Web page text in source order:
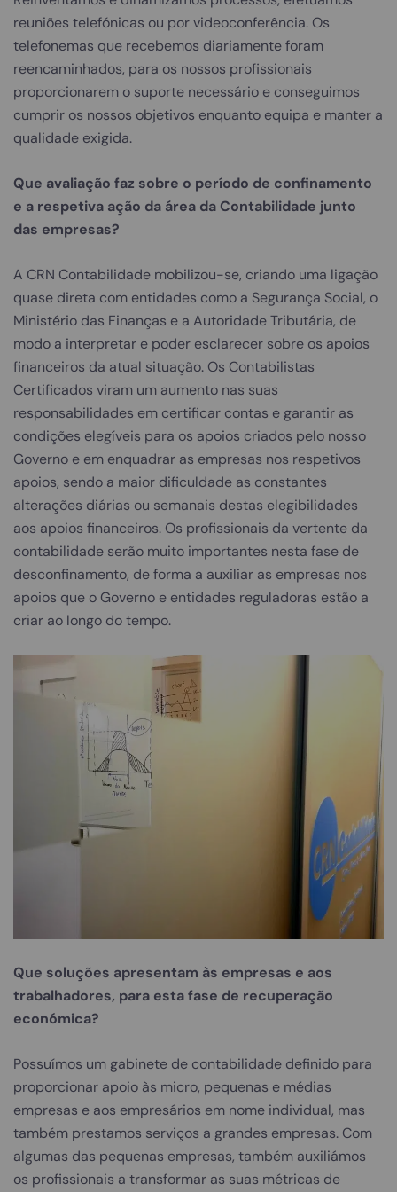
reuniões telefónicas ou por videoconferência. Os
telefonemas que recebemos diariamente foram
reencaminhados, para os nossos profissionais
proporcionarem o suporte necessário e conseguimos
cumprir os nossos objetivos enquanto equipa e manter a
qualidade exigida.
Que avaliação faz sobre o período de confinamento
e a respetiva ação da área da Contabilidade junto
das empresas?
A CRN Contabilidade mobilizou-se, criando uma ligação
quase direta com entidades como a Segurança Social, o
Ministério das Finanças e a Autoridade Tributária, de
modo a interpretar e poder esclarecer sobre os apoios
financeiros da atual situação. Os Contabilistas
Certificados viram um aumento nas suas
responsabilidades em certificar contas e garantir as
condições elegíveis para os apoios criados pelo nosso
Governo e em enquadrar as empresas nos respetivos
apoios, sendo a maior dificuldade as constantes
alterações diárias ou semanais destas elegibilidades
aos apoios financeiros. Os profissionais da vertente da
contabilidade serão muito importantes nesta fase de
desconfinamento, de forma a auxiliar as empresas nos
apoios que o Governo e entidades reguladoras estão a
criar ao longo do tempo.
Que soluções apresentam às empresas e aos
trabalhadores, para esta fase de recuperação
económica?
Possuímos um gabinete de contabilidade definido para
proporcionar apoio às micro, pequenas e médias
empresas e aos empresários em nome individual, mas
também prestamos serviços a grandes empresas. Com
algumas das pequenas empresas, também auxiliámos
os profissionais a transformar as suas métricas de